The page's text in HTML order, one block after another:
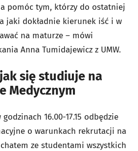
pomóc tym, którzy do ostatniej
jaki dokładnie kierunek iść i w
na maturze – mówi
Anna Tumidajewicz z UMW.
się studiuje na
Medycznym
16.00-17.15 odbędzie
o warunkach rekrutacji na
ze studentami wszystkich